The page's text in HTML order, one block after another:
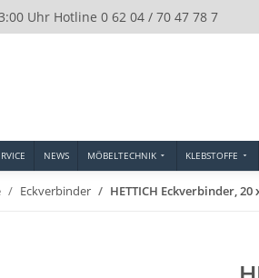
Uhr Hotline 0 62 04 / 70 47 78 7
NEWS MÖBELTECHNIK KLEBSTOFFE
Eckverbinder HETTICH Eckverbinder,